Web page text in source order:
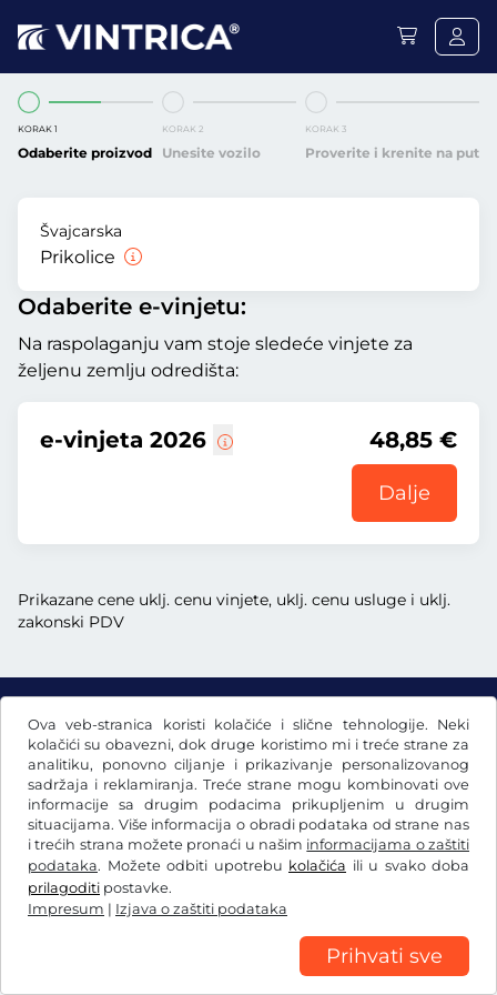
Ova veb-stranica koristi kolačiće i slične tehnologije. Neki
kolačići su obavezni, dok druge koristimo mi i treće strane za
analitiku, ponovno ciljanje i prikazivanje personalizovanog
sadržaja i reklamiranja. Treće strane mogu kombinovati ove
informacije sa drugim podacima prikupljenim u drugim
situacijama. Više informacija o obradi podataka od strane nas
i trećih strana možete pronaći u našim informacijama o zaštiti
podataka. Možete odbiti upotrebu kolačića ili u svako doba
prilagoditi postavke.
Impresum | Izjava o zaštiti podataka
Prihvati sve
KORAK 1
Odaberite proizvod
KORAK 2
Unesite vozilo
KORAK 3
Proverite i krenite na put
Švajcarska
Prikolice
Odaberite e-vinjetu:
Na raspolaganju vam stoje sledeće vinjete za
željenu zemlju odredišta:
e-vinjeta 2026 48,85 €
Dalje
Prikazane cene uklj. cenu vinjete, uklj. cenu usluge i uklj.
zakonski PDV
€EUR
Facebook Instagram
Opšti uslovi poslovanja / pravo na opoziv
Izjava o zaštiti podataka